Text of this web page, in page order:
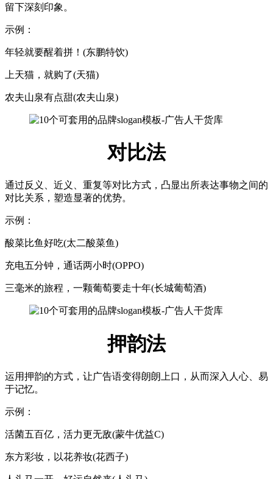
留下深刻印象。
示例：
年轻就要醒着拼！(东鹏特饮)
上天猫，就购了(天猫)
农夫山泉有点甜(农夫山泉)
对比法
通过反义、近义、重复等对比方式，凸显出所表达事物之间的
对比关系，塑造显著的优势。
示例：
酸菜比鱼好吃(太二酸菜鱼)
充电五分钟，通话两小时(OPPO)
三毫米的旅程，一颗葡萄要走十年(长城葡萄酒)
押韵法
运用押韵的方式，让广告语变得朗朗上口，从而深入人心、易
于记忆。
示例：
活菌五百亿，活力更无敌(蒙牛优益C)
东方彩妆，以花养妆(花西子)